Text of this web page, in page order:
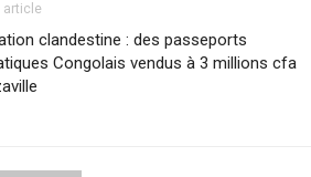
article
clandestine : des passeports
Congolais vendus à 3 millions cfa